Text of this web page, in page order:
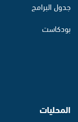
جدول البرامج
بودكاست
المحليات